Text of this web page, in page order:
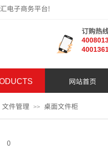
订购热
电子商务平台!
网站首页
文件管理 >> 桌面文件柜
0